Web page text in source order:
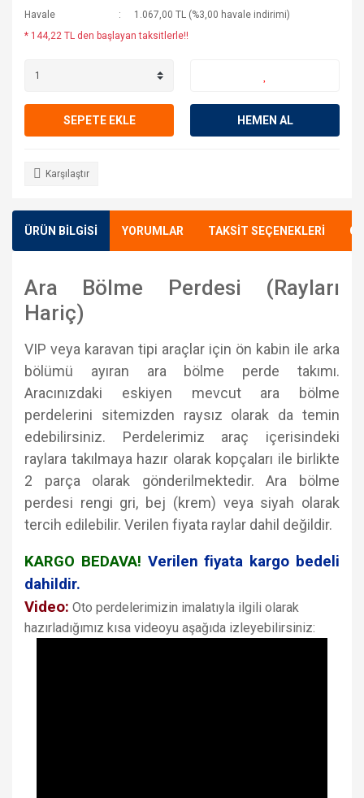
Havale
1.067,00 TL (%3,00 havale indirimi)
* 144,22 TL den başlayan taksitlerle!!
SEPETE EKLE HEMEN AL
Karşılaştır
ÜRÜN BİLGİSİ YORUMLAR TAKSİT SEÇENEKLERİ
Ara Bölme Perdesi (Rayları
Hariç)
VIP veya karavan tipi araçlar için ön kabin ile arka
bölümü ayıran ara bölme perde takımı.
Aracınızdaki eskiyen mevcut ara bölme
perdelerini sitemizden raysız olarak da temin
edebilirsiniz. Perdelerimiz araç içerisindeki
raylara takılmaya hazır olarak kopçaları ile birlikte
2 parça olarak gönderilmektedir. Ara bölme
perdesi rengi gri, bej (krem) veya siyah olarak
tercih edilebilir. Verilen fiyata raylar dahil değildir.
KARGO BEDAVA! Verilen fiyata kargo bedeli
dahildir.
Video: Oto perdelerimizin imalatıyla ilgili olarak
hazırladığımız kısa videoyu aşağıda izleyebilirsiniz: